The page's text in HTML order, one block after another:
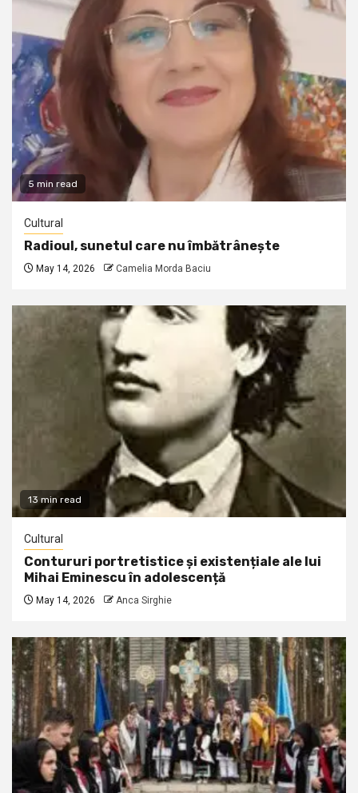
5 min read
Cultural
Radioul, sunetul care nu îmbătrânește
May 14, 2026 Camelia Morda Baciu
13 min read
Cultural
Contururi portretistice și existențiale ale lui
Mihai Eminescu în adolescență
May 14, 2026 Anca Sirghie